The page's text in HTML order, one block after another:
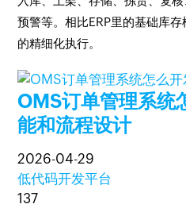
预警等。相比ERP里的基础库
的精细化执行。
OMS订单管理系统
能和流程设计
2026-04-29
低代码开发平台
137